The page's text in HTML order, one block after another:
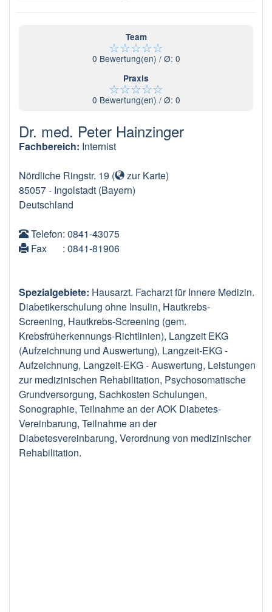
Team
☆☆☆☆☆
0 Bewertung(en) / Ø: 0
Praxis
☆☆☆☆☆
0 Bewertung(en) / Ø: 0
Dr. med. Peter Hainzinger
Fachbereich: Internist
Nördliche Ringstr. 19 ( zur Karte)
85057- Ingolstadt (Bayern)
Deutschland
Telefon: 0841-43075
Fax
: 0841-81906
Spezialgebiete: Hausarzt. Facharzt für Innere Medizin.
Diabetikerschulung ohne Insulin, Hautkrebs-
Screening, Hautkrebs-Screening (gem.
Krebsfrüherkennungs-Richtlinien), Langzeit EKG
(Aufzeichnung und Auswertung), Langzeit-EKG -
Aufzeichnung, Langzeit-EKG - Auswertung, Leistungen
zur medizinischen Rehabilitation, Psychosomatische
Grundversorgung, Sachkosten Schulungen,
Sonographie, Teilnahme an der AOK Diabetes-
Vereinbarung, Teilnahme an der
Diabetesvereinbarung, Verordnung von medizinischer
Rehabilitation.